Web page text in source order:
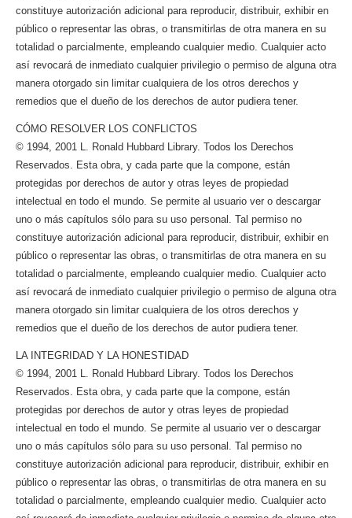
constituye autorización adicional para reproducir, distribuir, exhibir en
público o representar las obras, o transmitirlas de otra manera en su
totalidad o parcialmente, empleando cualquier medio. Cualquier acto
así revocará de inmediato cualquier privilegio o permiso de alguna otra
manera otorgado sin limitar cualquiera de los otros derechos y
remedios que el dueño de los derechos de autor pudiera tener.
CÓMO RESOLVER LOS CONFLICTOS
© 1994, 2001 L. Ronald Hubbard Library. Todos los Derechos
Reservados. Esta obra, y cada parte que la compone, están
protegidas por derechos de autor y otras leyes de propiedad
intelectual en todo el mundo. Se permite al usuario ver o descargar
uno o más capítulos sólo para su uso personal. Tal permiso no
constituye autorización adicional para reproducir, distribuir, exhibir en
público o representar las obras, o transmitirlas de otra manera en su
totalidad o parcialmente, empleando cualquier medio. Cualquier acto
así revocará de inmediato cualquier privilegio o permiso de alguna otra
manera otorgado sin limitar cualquiera de los otros derechos y
remedios que el dueño de los derechos de autor pudiera tener.
LA INTEGRIDAD Y LA HONESTIDAD
© 1994, 2001 L. Ronald Hubbard Library. Todos los Derechos
Reservados. Esta obra, y cada parte que la compone, están
protegidas por derechos de autor y otras leyes de propiedad
intelectual en todo el mundo. Se permite al usuario ver o descargar
uno o más capítulos sólo para su uso personal. Tal permiso no
constituye autorización adicional para reproducir, distribuir, exhibir en
público o representar las obras, o transmitirlas de otra manera en su
totalidad o parcialmente, empleando cualquier medio. Cualquier acto